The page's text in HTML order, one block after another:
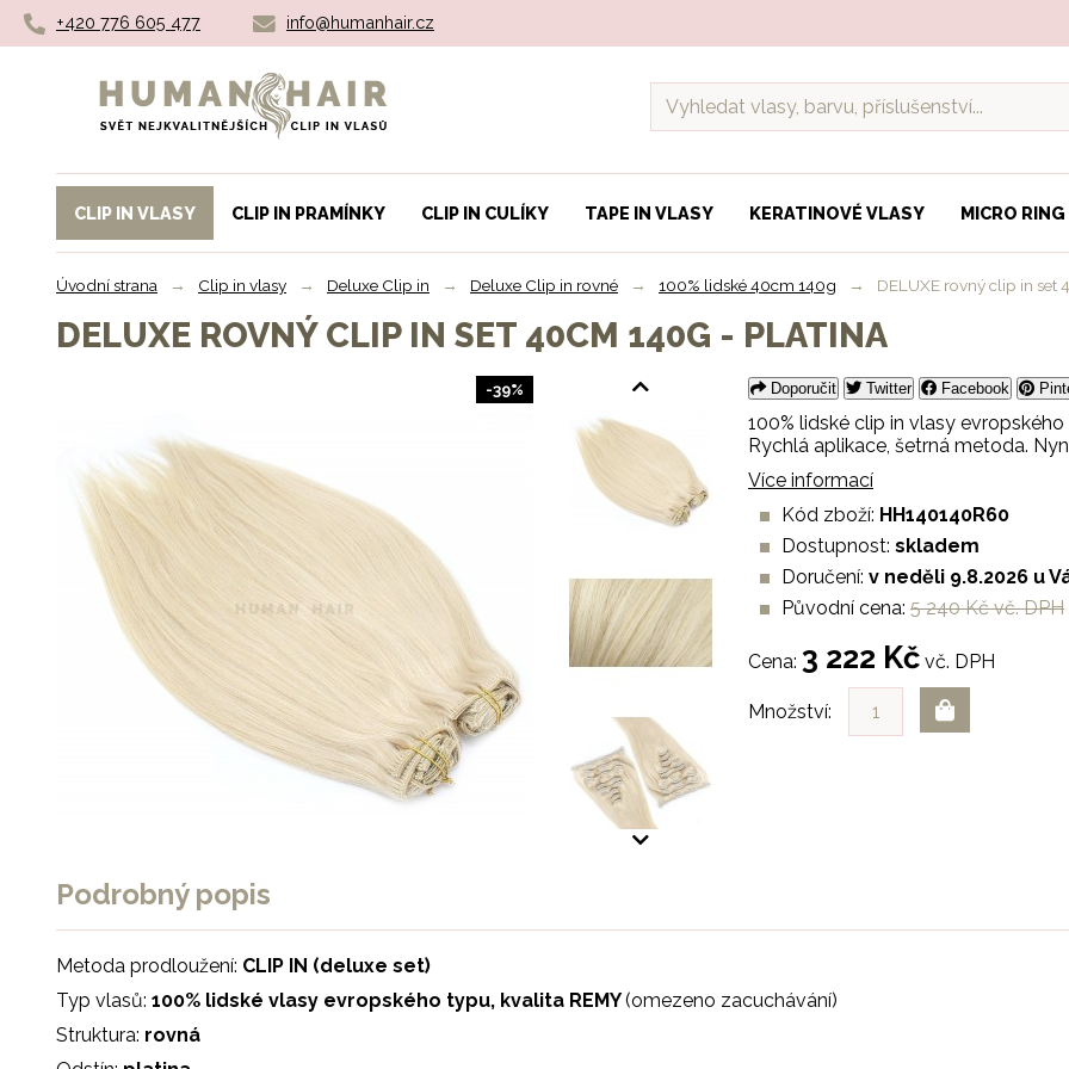
+420 776 605 477 info@humanhair.cz
Humanhair.cz
Úvodní strana → Clip in vlasy → Deluxe Clip in → Deluxe Clip in rovné → 100% lidské 40cm 140g → DELUXE rovný clip in set
DELUXE ROVNÝ CLIP IN SET 40CM 140G - PLATINA
-39% Doporučit Twitter Facebook
100% lidské clip in vlasy
Rychlá aplikace, šetrná metoda.
Více informací
Kód zboží: HH140140R60
Dostupnost:skladem
Doručení:v neděli 9.8.2026 u
Původní cena:5 240 Kč vč. DPH
Cena: 3 222 Kč vč. DPH
Množství:
Podrobný popis
Metoda prodloužení: CLIP IN (deluxe set)
Typ vlasů: 100% lidské vlasy evropského typu, kvalita REMY(omezeno zacuchávání)
Struktura: rovná
CLIP IN VLASY CLIP IN PRAMÍNKY CLIP IN CULÍKY TAPE IN VLASY KERATINOVÉ VLASY MICRO